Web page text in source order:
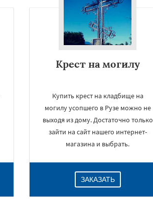
Крест на могилу
Купить крест на кладбище на
могилу усопшего в Рузе можно не
выходя из дому. Достаточно только
зайти на сайт нашего интернет-
магазина и выбрать.
ЗАКАЗАТЬ
на обработку персональных данных